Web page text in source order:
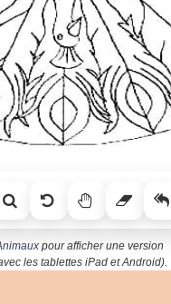
pour afficher une version
les tablettes iPad et Android).